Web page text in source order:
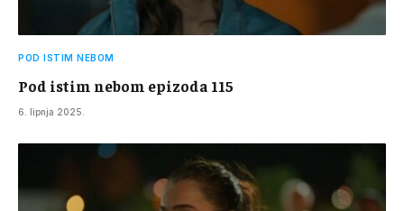
POD ISTIM NEBOM
Pod istim nebom epizoda 115
6. lipnja 2025.